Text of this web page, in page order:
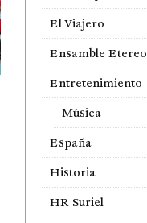
El Viajero
Ensamble Etereo
Entretenimiento
Música
España
Historia
HR Suriel